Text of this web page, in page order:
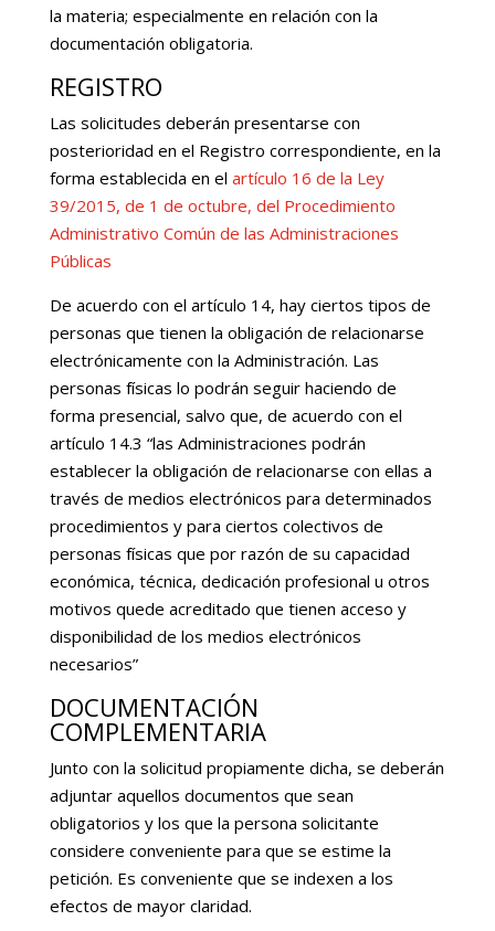
la materia; especialmente en relación con la
documentación obligatoria.
REGISTRO
Las solicitudes deberán presentarse con
posterioridad en el Registro correspondiente, en la
forma establecida en el artículo 16 de la Ley
39/2015, de 1 de octubre, del Procedimiento
Administrativo Común de las Administraciones
Públicas
De acuerdo con el artículo 14, hay ciertos tipos de
personas que tienen la obligación de relacionarse
electrónicamente con la Administración. Las
personas físicas lo podrán seguir haciendo de
forma presencial, salvo que, de acuerdo con el
artículo 14.3 “las Administraciones podrán
establecer la obligación de relacionarse con ellas a
través de medios electrónicos para determinados
procedimientos y para ciertos colectivos de
personas físicas que por razón de su capacidad
económica, técnica, dedicación profesional u otros
motivos quede acreditado que tienen acceso y
disponibilidad de los medios electrónicos
necesarios”
DOCUMENTACIÓN
COMPLEMENTARIA
Junto con la solicitud propiamente dicha, se deberán
adjuntar aquellos documentos que sean
obligatorios y los que la persona solicitante
considere conveniente para que se estime la
petición. Es conveniente que se indexen a los
efectos de mayor claridad.